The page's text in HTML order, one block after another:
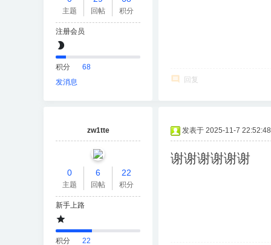
主题 回帖 积分
注册会员
积分
68
发消息
回复
zw1tte
0
主题
6
回帖
22
积分
新手上路
积分 22
发表于 2025-11-7 22:52:48
谢谢谢谢谢谢